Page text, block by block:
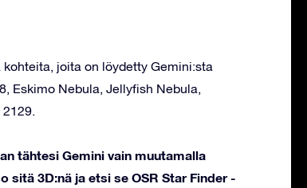
joita on löydetty Gemini:sta
Eskimo Nebula, Jellyfish Nebula,
tähtesi Gemini vain muutamalla
sitä 3D:nä ja etsi se OSR Star Finder -